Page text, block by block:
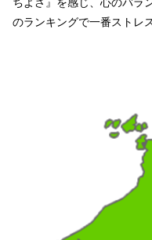
のランキングで一番ストレ